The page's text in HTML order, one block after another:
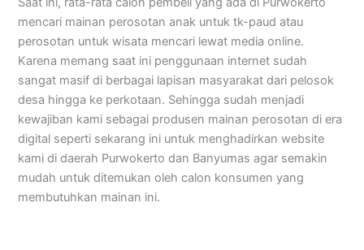
mencari mainan perosotan anak untuk tk-paud atau
perosotan untuk wisata mencari lewat media online.
Karena memang saat ini penggunaan internet sudah
sangat masif di berbagai lapisan masyarakat dari pelosok
desa hingga ke perkotaan. Sehingga sudah menjadi
kewajiban kami sebagai produsen mainan perosotan di era
digital seperti sekarang ini untuk menghadirkan website
kami di daerah Purwokerto dan Banyumas agar semakin
mudah untuk ditemukan oleh calon konsumen yang
membutuhkan mainan ini.